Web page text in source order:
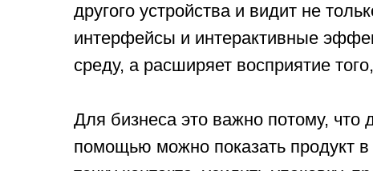
другого устройства и видит не
интерфейсы и интерактивные
среду, а расширяет восприятие
Для бизнеса это важно потому, что
помощью можно показать продукт